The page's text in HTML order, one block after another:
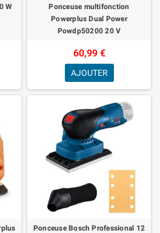
W
Ponceuse multifonction
Powerplus Dual Power
Powdp50200 20 V
60,99 €
AJOUTER
Ponceuse Bosch Professional 12